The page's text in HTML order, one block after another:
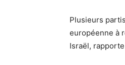
Plusieurs
européenne à
Israël,